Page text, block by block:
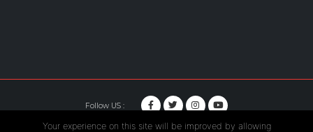
Follow US :
© Copyright 2020. Hutama Karya All Rights Reserved.
Your experience on this site will be improved by allowing